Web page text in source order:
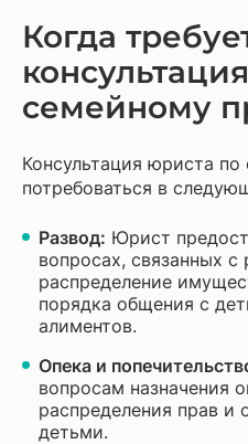
Когда
семейному
Консультация юриста
потребоваться в
Развод: Юрист
вопросах, связанных
распределение
порядка общения с
алиментов.
Опека и
вопросам назначения
распределения прав и
детьми.